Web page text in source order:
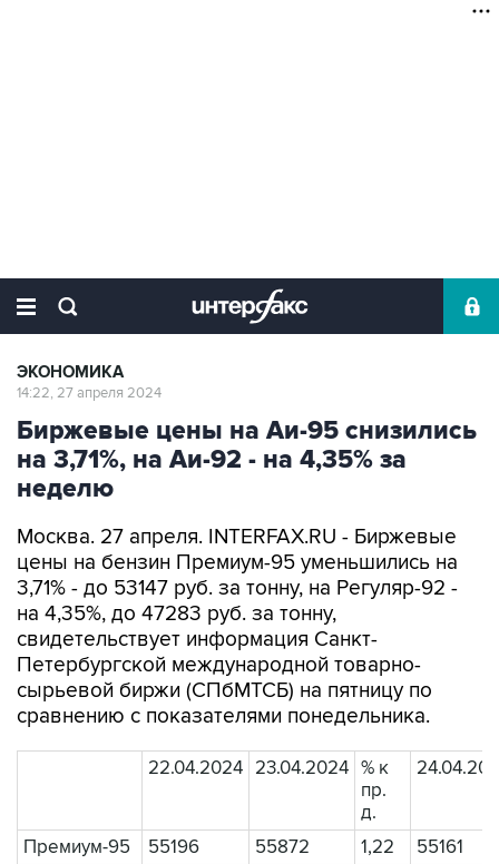
ЭКОНОМИКА
14:22, 27 апреля 2024
Биржевые цены на Аи-95 снизились
на 3,71%, на Аи-92 - на 4,35% за
неделю
Москва. 27 апреля. INTERFAX.RU - Биржевые
цены на бензин Премиум-95 уменьшились на
3,71% - до 53147 руб. за тонну, на Регуляр-92 -
на 4,35%, до 47283 руб. за тонну,
свидетельствует информация Санкт-
Петербургской международной товарно-
сырьевой биржи (СПбМТСБ) на пятницу по
сравнению с показателями понедельника.
22.04.2024 23.04.2024 % к
пр.
д.
Премиум-95 55196 55872 1,22
55161